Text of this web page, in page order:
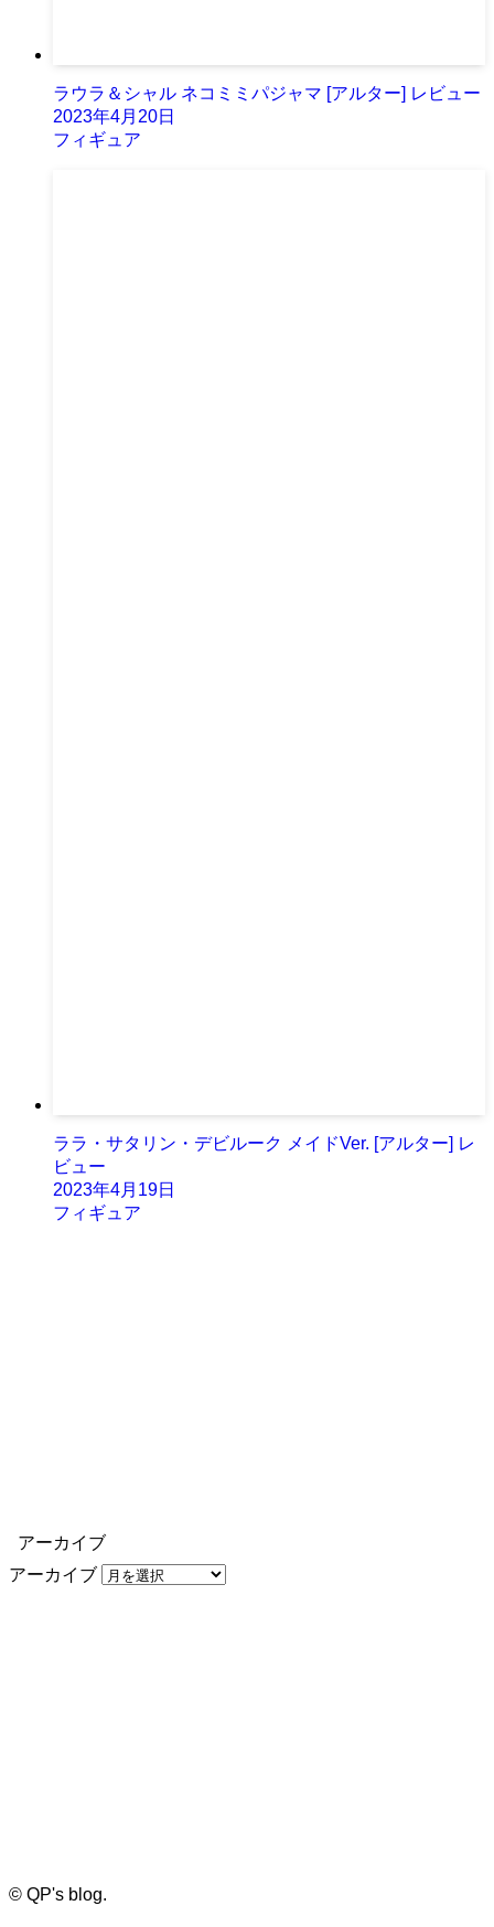
ラウラ＆シャル ネコミミパジャマ [アルター] レビュー
2023年4月20日
フィギュア
ララ・サタリン・デビルーク メイドVer. [アルター] レ
ビュー
2023年4月19日
フィギュア
アーカイブ
アーカイブ
© QP's blog.